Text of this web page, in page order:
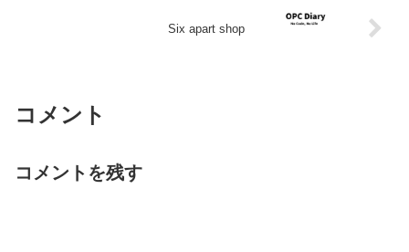
Six apart shop
コメント
コメントを残す